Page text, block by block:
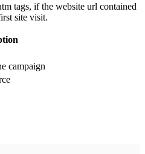
tags, if the website url contained
site visit.
campaign